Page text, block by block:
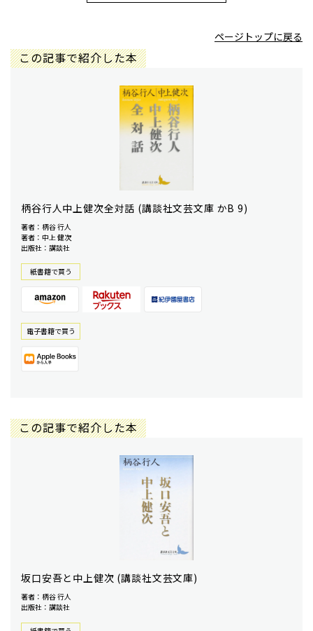
ページトップに戻る
この記事で紹介した本
柄谷行人中上健次全対話 (講談社文芸文庫 かB 9)
著者：柄谷 行人
著者：中上 健次
出版社：講談社
紙書籍で買う
電⼦書籍で買う
この記事で紹介した本
坂口安吾と中上健次 (講談社文芸文庫)
著者：柄谷 行人
出版社：講談社